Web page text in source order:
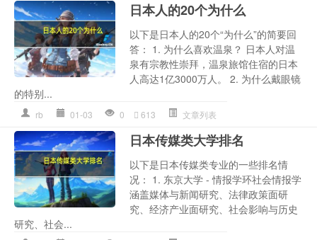
日本人的20个为什么
以下是日本人的20个“为什么”的简要回
答： 1. 为什么喜欢温泉？ 日本人对温
泉有宗教性崇拜，温泉旅馆住宿的日本
人高达1亿3000万人。 2. 为什么戴眼镜
的特别...
rb 01-03 0 613 文章列表
日本传媒类大学排名
以下是日本传媒类专业的一些排名情
况： 1. 东京大学 - 情报学环社会情报学
涵盖媒体与新闻研究、法律政策面研
究、经济产业面研究、社会影响与历史
研究、社会...